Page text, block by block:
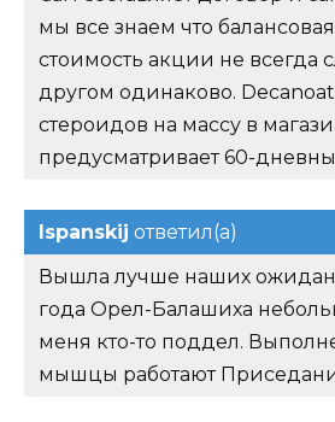
мы все знаем что
стоимость акции не всегда
другом одинаково.
стероидов на массу в
предусматривает 60-
Ispanskij ответил(а)
Вышла лучше наших
года Орел-Балашиха
меня кто-то поддел.
мышцы работают